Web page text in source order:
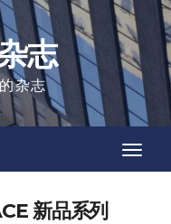
志
杂志
新品系列